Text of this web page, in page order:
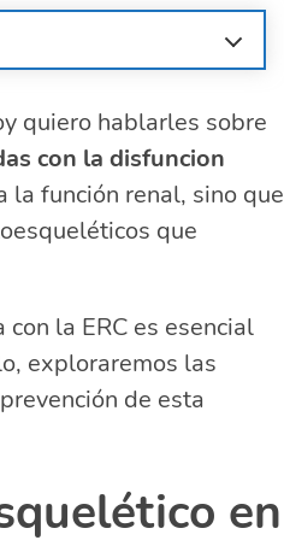
renal
ERC
insuficiencia renal
y enfermedad renal
quiero hablarles sobre
con la disfuncion
la función renal, sino que
que
la ERC es esencial
exploraremos las
de esta
en